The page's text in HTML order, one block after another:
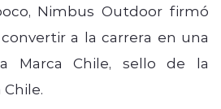
Nimbus Outdoor firmó
a la carrera en una
Marca Chile, sello de la